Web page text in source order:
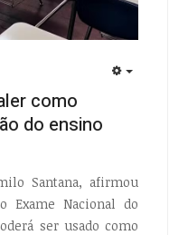
como
do ensino
Santana, afirmou
Exame Nacional do
ser usado como